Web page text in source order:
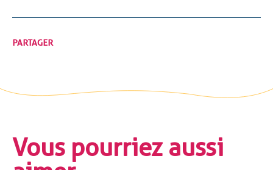
PARTAGER
Vous pourriez aussi